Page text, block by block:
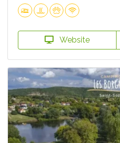
Website